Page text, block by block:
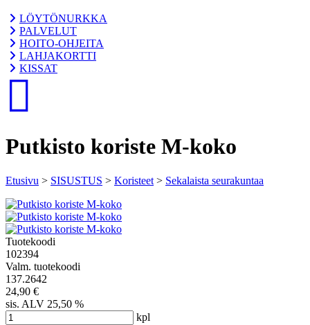
LÖYTÖNURKKA
PALVELUT
HOITO-OHJEITA
LAHJAKORTTI
KISSAT
Putkisto koriste M-koko
Etusivu > SISUSTUS > Koristeet > Sekalaista seurakuntaa
Tuotekoodi
102394
Valm. tuotekoodi
137.2642
24,90 €
sis. ALV 25,50 %
kpl